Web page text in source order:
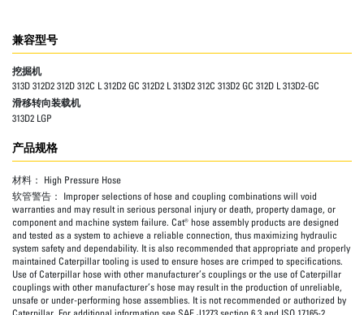
兼容型号
挖掘机
313D 312D2 312D 312C L 312D2 GC 312D2 L 313D2 312C 313D2 GC 312D L 313D2-GC
滑移转向装载机
313D2 LGP
产品规格
材料： High Pressure Hose
软管警告： Improper selections of hose and coupling combinations will void
warranties and may result in serious personal injury or death, property damage, or
component and machine system failure. Cat® hose assembly products are designed
and tested as a system to achieve a reliable connection, thus maximizing hydraulic
system safety and dependability. It is also recommended that appropriate and properly
maintained Caterpillar tooling is used to ensure hoses are crimped to specifications.
Use of Caterpillar hose with other manufacturer’s couplings or the use of Caterpillar
couplings with other manufacturer’s hose may result in the production of unreliable,
unsafe or under-performing hose assemblies. It is not recommended or authorized by